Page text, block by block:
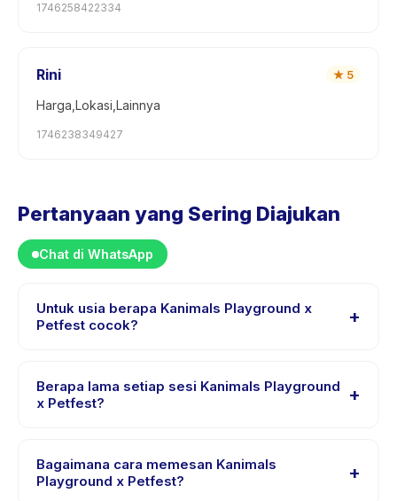
1746258422334
Rini ★ 5
Harga,Lokasi,Lainnya
1746238349427
Pertanyaan yang Sering Diajukan
Chat di WhatsApp
Untuk usia berapa Kanimals Playground x
Petfest cocok?
+
usia 1 sampai 16 tahun. Instruktur menyesuaikan
program untuk berbagai tingkat kemampuan dalam
Berapa lama setiap sesi Kanimals Playground
x Petfest?
+
sekitar 120 menit. Datang 10 menit lebih awal untuk
proses check-in yang lancar.
Bagaimana cara memesan Kanimals
Playground x Petfest?
+